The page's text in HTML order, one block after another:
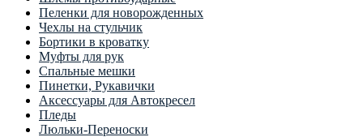
Пеленки для новорожденных
Чехлы на стульчик
Бортики в кроватку
Муфты для рук
Спальные мешки
Пинетки, Рукавички
Аксессуары для Автокресел
Пледы
Люльки-Переноски